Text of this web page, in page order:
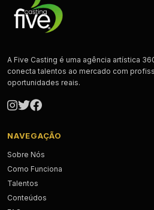
A Five Casting é uma agência artística
conecta talentos ao mercado com
oportunidades reais.
NAVEGAÇÃO
Sobre Nós
Como Funciona
Talentos
Conteúdos